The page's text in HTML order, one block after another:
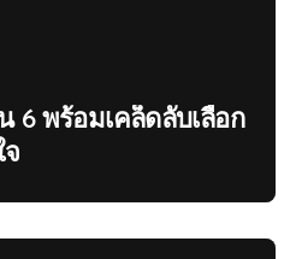
6 พร้อมเคล็ดลับเลือก